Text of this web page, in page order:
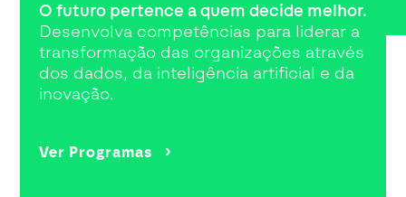
O futuro pertence a quem decide melhor.
Desenvolva competências para liderar a
transformação das organizações através
dos dados, da inteligência artificial e da
inovação.
Ver Programas